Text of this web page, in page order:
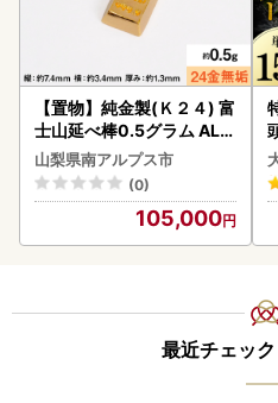
【置物】純金製(Ｋ２４) 富
士山延べ棒0.5グラム ALP
BK181
山梨県南アルプス市
(0)
105,000
最近チェッ